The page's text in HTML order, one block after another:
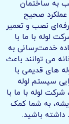
به ساختمان
عملکرد صحیح
نصب و تعمیر
لوله با ما با
خدمت‌رسانی به
می توانند باعث
های قدیمی با
سیستم لوله
لوله با ما با
به شما کمک
باشید.